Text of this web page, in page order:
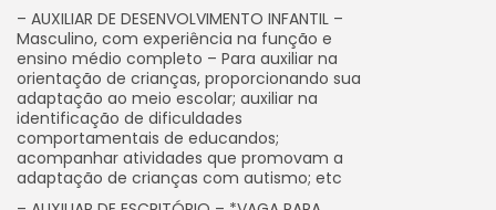
– AUXILIAR DE DESENVOLVIMENTO INFANTIL –
Masculino, com experiência na função e
ensino médio completo – Para auxiliar na
orientação de crianças, proporcionando sua
adaptação ao meio escolar; auxiliar na
identificação de dificuldades
comportamentais de educandos;
acompanhar atividades que promovam a
adaptação de crianças com autismo; etc